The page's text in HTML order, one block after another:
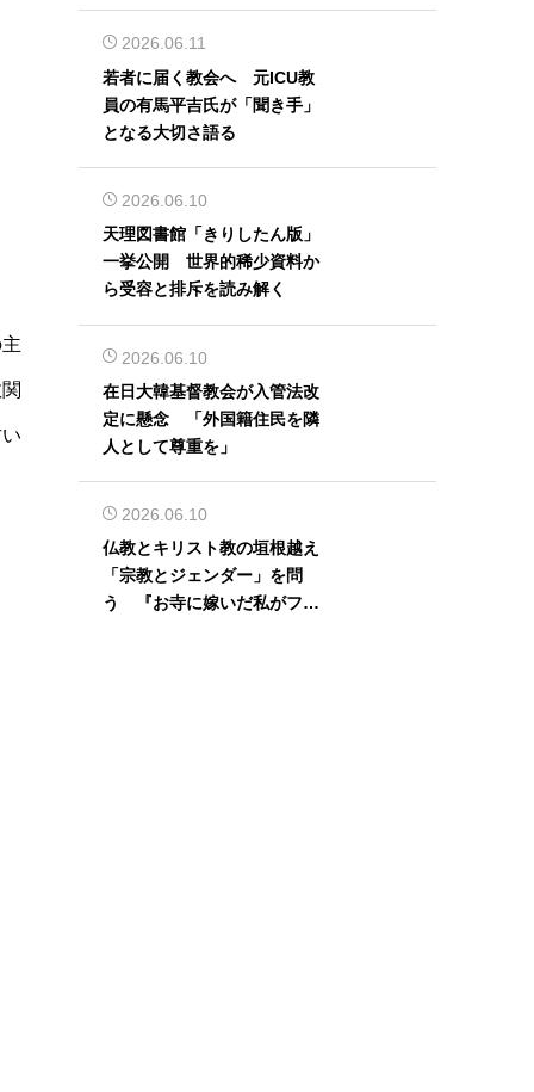
2026.06.11
若者に届く教会へ 元ICU教
員の有馬平吉氏が「聞き手」
となる大切さ語る
2026.06.10
天理図書館「きりしたん版」
一挙公開 世界的稀少資料か
ら受容と排斥を読み解く
2026.06.10
在日大韓基督教会が入管法改
定に懸念 「外国籍住民を隣
人として尊重を」
2026.06.10
仏教とキリスト教の垣根越え
「宗教とジェンダー」を問
う 『お寺に嫁いだ私がフェ